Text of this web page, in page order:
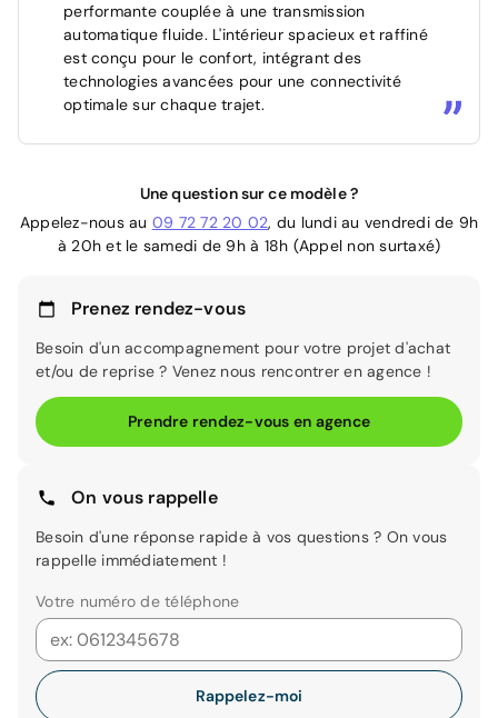
performante couplée à une transmission
automatique fluide. L'intérieur spacieux et raffiné
est conçu pour le confort, intégrant des
technologies avancées pour une connectivité
optimale sur chaque trajet.
Une question sur ce modèle ?
Appelez-nous au 09 72 72 20 02, du lundi au vendredi de 9h
à 20h et le samedi de 9h à 18h (Appel non surtaxé)
Prenez rendez-vous
Besoin d'un accompagnement pour votre projet d'achat
et/ou de reprise ? Venez nous rencontrer en agence !
Prendre rendez-vous en agence
On vous rappelle
Besoin d'une réponse rapide à vos questions ? On vous
rappelle immédiatement !
Votre numéro de téléphone
Rappelez-moi